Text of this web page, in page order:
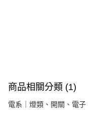
商品相關分類 (1)
電系｜燈類、開關、電